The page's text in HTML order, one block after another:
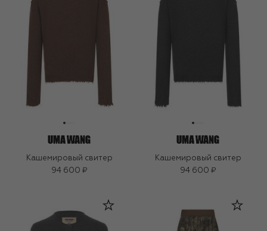
Кашемировый свитер
94 600 ₽
Кашемировый свитер
94 600 ₽